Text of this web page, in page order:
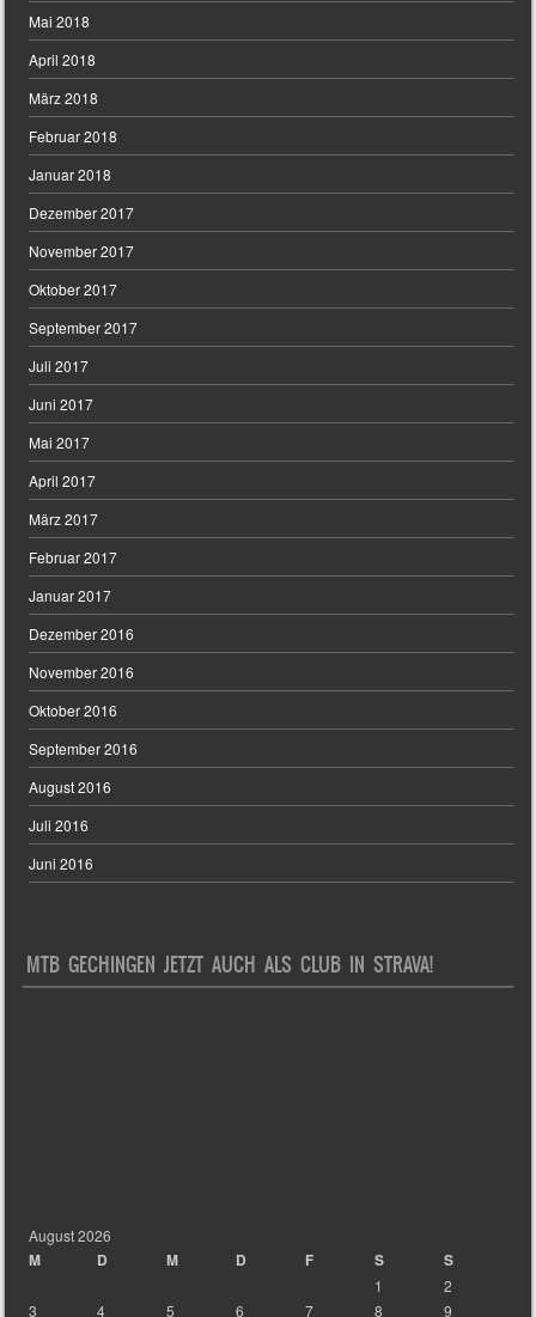
Mai 2018
April 2018
März 2018
Februar 2018
Januar 2018
Dezember 2017
November 2017
Oktober 2017
September 2017
Juli 2017
Juni 2017
Mai 2017
April 2017
März 2017
Februar 2017
Januar 2017
Dezember 2016
November 2016
Oktober 2016
September 2016
August 2016
Juli 2016
Juni 2016
MTB GECHINGEN JETZT AUCH ALS CLUB IN STRAVA!
August 2026
M D M D F S S
1
2
3
4 5 6 7 8 9